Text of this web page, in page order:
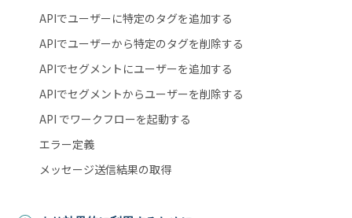
APIでユーザーに特定のタグを追加する
APIでユーザーから特定のタグを削除する
APIでセグメントにユーザーを追加する
APIでセグメントからユーザーを削除する
API でワークフローを起動する
エラー定義
メッセージ送信結果の取得